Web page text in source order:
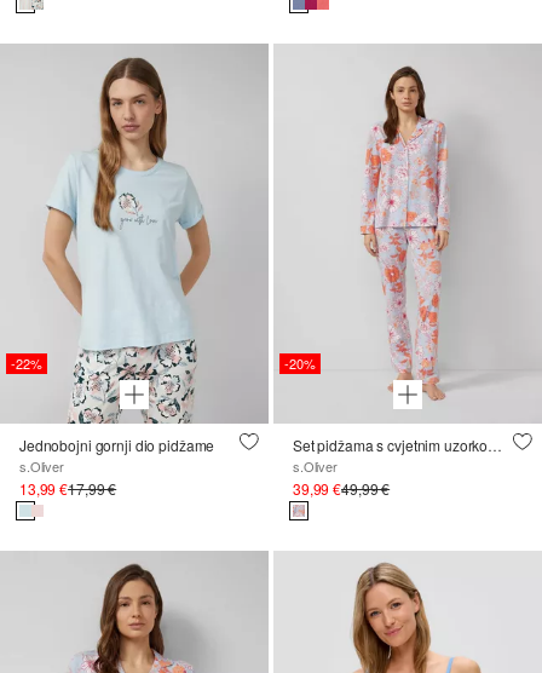
-22%
Jednobojni gornji dio pidžame
s.Oliver
13,99 €17,99 €
-20%
Set pidžama s cvjetnim uzorkom po cijeloj površini
s.Oliver
39,99 €49,99 €